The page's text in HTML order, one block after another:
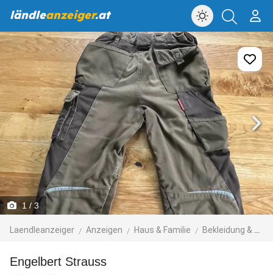
ländleanzeiger.at
1 / 3
Laendleanzeiger Anzeigen Haus & Familie Bekleidung & Accessoires
Engelbert Strauss